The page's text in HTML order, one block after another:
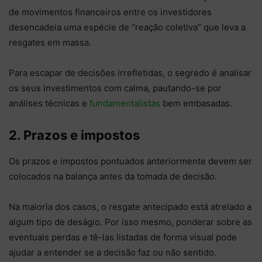
de movimentos financeiros entre os investidores
desencadeia uma espécie de “reação coletiva” que leva a
resgates em massa.
Para escapar de decisões irrefletidas, o segredo é analisar
os seus investimentos com calma, pautando-se por
análises técnicas e fundamentalistas bem embasadas.
2. Prazos e impostos
Os prazos e impostos pontuados anteriormente devem ser
colocados na balança antes da tomada de decisão.
Na maioria dos casos, o resgate antecipado está atrelado a
algum tipo de deságio. Por isso mesmo, ponderar sobre as
eventuais perdas e tê-las listadas de forma visual pode
ajudar a entender se a decisão faz ou não sentido.